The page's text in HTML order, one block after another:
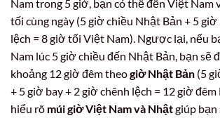
Nam trong 5 giờ, bạn có thể đến Việt Nam
tối cùng ngày (5 giờ chiều Nhật Bản + 5 giờ
lệch = 8 giờ tối Việt Nam). Ngược lại, nếu
Nam lúc 5 giờ chiều đến Nhật Bản, bạn sẽ
khoảng 12 giờ đêm theogiờ Nhật Bản (5
+ 5 giờ bay + 2 giờ chênh lệch = 12 giờ
hiểu rõ múi giờ Việt Nam và Nhậtgiúp